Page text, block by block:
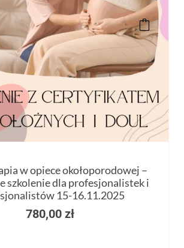
w opiece okołoporodowej –
szkolenie dla profesjonalistek i
15-16.11.2025
780,00 zł